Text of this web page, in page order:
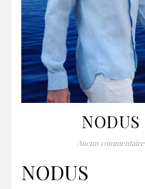
NODUS
Aucun commentaire
NODUS